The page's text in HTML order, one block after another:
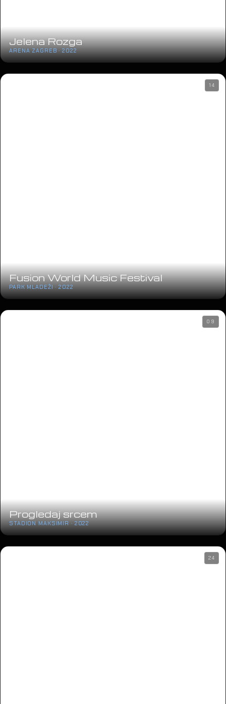
Jelena Rozga
ARENA ZAGREB · 2022
Fusion World Music Festival
PARK MLADEŽI · 2022
14
Progledaj srcem
STADION MAKSIMIR · 2022
09
24